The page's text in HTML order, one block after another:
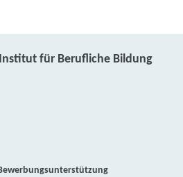
für Berufliche Bildung